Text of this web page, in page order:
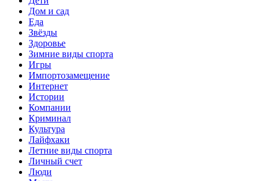
Дом и сад
Еда
Звёзды
Здоровье
Зимние виды спорта
Игры
Импортозамещение
Интернет
Истории
Компании
Криминал
Культура
Лайфхаки
Летние виды спорта
Личный счет
Люди